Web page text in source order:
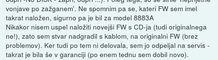
vonjave po zažganem'. Ne spomnim pa se, kateri FW sem imel
takrat naložen, sigurno pa je bil za model 8883A
Nikakor nisem uspel naložiti novejši FW s CD-ja (tudi originalnega
ne!), zato sem stvar nadgradil s kablom, na originalni FW (brez
problemov). Ker tudi po tem ni delovala, sem jo odpeljal na servis -
takrat je bila še v garanciji (po enem tednu sem dobil novo).